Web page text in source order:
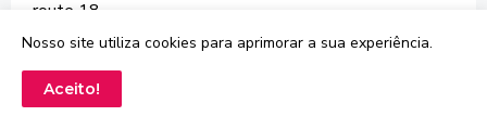
route 18
Speed- Poliwhill e Basculin pesacados em várias rotas
SP attack- no X vc consegue derrotando Clawitzers, no
Y vc consegue derrotando Roselia ou no friend safari
Nosso site utiliza cookies para aprimorar a sua experiência.
Aceito!